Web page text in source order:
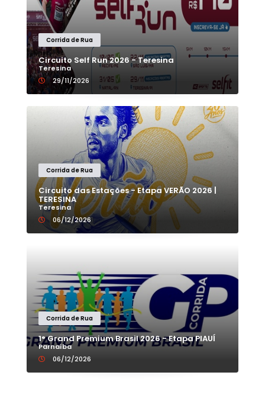
Corrida de Rua
Circuito Self Run 2026 - Teresina
Teresina
29/11/2026
Corrida de Rua
Circuito das Estações - Etapa VERÃO 2026 |
TERESINA
Teresina
06/12/2026
Corrida de Rua
1° Grand Premium Brasil 2026 - Etapa PIAUÍ
Parnaíba
06/12/2026